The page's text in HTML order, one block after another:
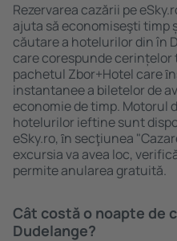
Rezervarea cazării pe
ajuta să economiseşti timp
căutare a hotelurilor din în
care corespunde cerințelor
pachetul Zbor+Hotel care
instantanee a biletelor de
economie de timp. Motorul
hotelurilor ieftine sunt
eSky.ro, ȋn secţiunea
excursia va avea loc,
permite anularea gratuită.
Cât costă o noapte de
Dudelange?